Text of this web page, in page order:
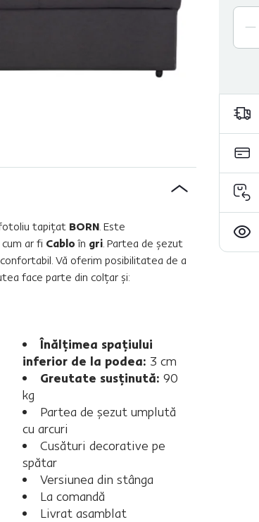
fotoliu tapiţat BORN. Este
ar fi Cabloîn gri. Partea de şezut
Vă oferim posibilitatea de a
face parte din colţar şi:
Înălţimea spaţiului
inferior de la podea: 3 cm
Greutate susţinută: 90
kg
Partea de şezut umplută
cu arcuri
Cusături decorative pe
spătar
Versiunea din stânga
La comandă
Livrat asamblat